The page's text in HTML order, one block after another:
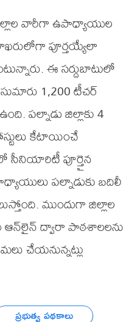
వారీగా ఉపాధ్యాయుల
పూర్తయ్యేలా
ఈ సర్దుబాటులో
1,200 టీచర్
పల్నాడు జిల్లాకు 4
కేటాయించే
సీనియారిటీ పూర్తైన
పల్నాడుకు బదిలీ
ముందుగా జిల్లాల
ద్వారా పాఠశాలలను
చేయనున్నట్లు
ప్రభుత్వ పథకాలు